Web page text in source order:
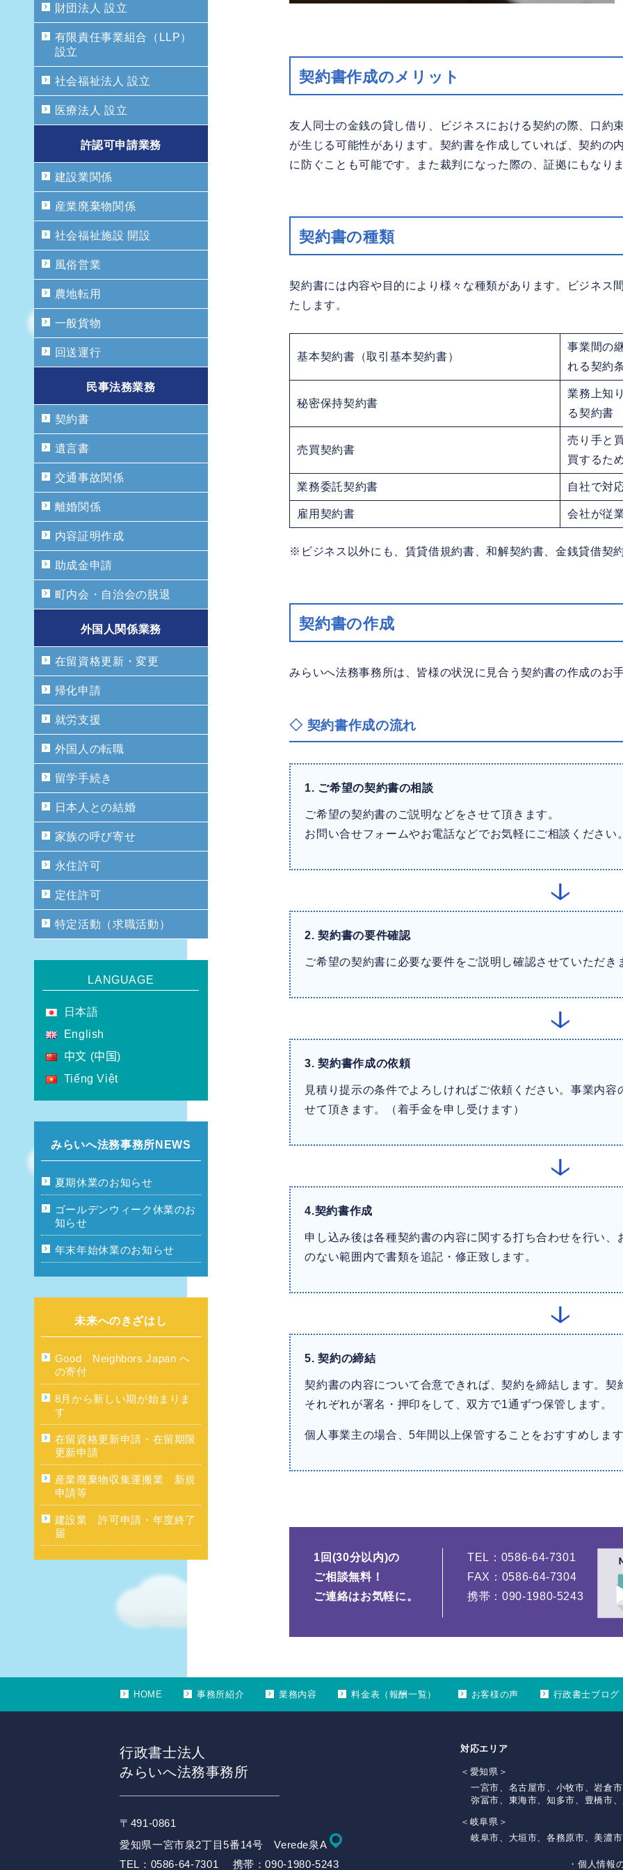
契約書作成のメリット
友人同士の金銭の貸し借り、ビジネスにおける契約の際、口約
が生じる可能性があります。契約書を作成していれば、契約の
に防ぐことも可能です。また裁判になった際の、証拠にもなりま
契約書の種類
契約書には内容や目的により様々な種類があります。ビジネス
たします。
基本契約書（取引基本契約書）
事業間の
れる契約
秘密保持契約書
業務上知
る契約書
売買契約書
売り手と
買するた
業務委託契約書 自社で対
雇用契約書 会社が従
※ビジネス以外にも、賃貸借規約書、和解契約書、金銭貸借契
契約書の作成
みらいへ法務事務所は、皆様の状況に見合う契約書の作成のお
◇ 契約書作成の流れ
1. ご希望の契約書の相談
ご希望の契約書のご説明などをさせて頂きます。
お問い合せフォームやお電話などでお気軽にご相談ください。
2.契約書の要件確認
ご希望の契約書に必要な要件をご説明し確認させていただき
3.契約書作成の依頼
見積り提示の条件でよろしければご依頼ください。事業内容
せて頂きます。（着手金を申し受けます）
4.契約書作成
申し込み後は各種契約書の内容に関する打ち合わせを行い、
のない範囲内で書類を追記・修正致します。
5.契約の締結
契約書の内容について合意できれば、契約を締結します。
それぞれが署名・押印をして、双方で1通ずつ保管します。
個人事業主の場合、5年間以上保管することをおすすめします
1回(30分以内)の
ご相談無料！
ご連絡はお気軽に。
TEL：0586-64-7301
FAX：0586-64-7304
携帯：090-1980-5243
財団法人 設立
有限責任事業組合（LLP）
設立
社会福祉法人 設立
医療法人 設立
許認可申請業務
建設業関係
産業廃棄物関係
社会福祉施設 開設
風俗営業
農地転用
一般貨物
回送運行
民事法務業務
契約書
遺言書
交通事故関係
離婚関係
内容証明作成
助成金申請
町内会・自治会の脱退
外国人関係業務
在留資格更新・変更
帰化申請
就労支援
外国人の転職
留学手続き
日本人との結婚
家族の呼び寄せ
永住許可
定住許可
特定活動（求職活動）
LANGUAGE
日本語
English
中文 (中国)
Tiếng Việt
みらいへ法務事務所NEWS
夏期休業のお知らせ
ゴールデンウィーク休業のお
知らせ
年末年始休業のお知らせ
未来へのきざはし
Good Neighbors Japan へ
の寄付
8月から新しい期が始まりま
す
在留資格更新申請・在留期限
更新申請
産業廃棄物収集運搬業 新規
申請等
建設業 許可申請・年度終了
届
HOME 事務所紹介 業務内容 料金表（報酬一覧） お客様の声 行政書士ブログ
行政書士法人
みらいへ法務事務所
〒491-0861
愛知県一宮市泉2丁目5番14号 Verede泉A
TEL：0586-64-7301 携帯：090-1980-5243
対応エリア
＜愛知県＞
一宮市、名古屋市、小牧市、岩倉
弥冨市、東海市、知多市、豊橋市
＜岐阜県＞
岐阜市、大垣市、各務原市、美濃
・個人情報